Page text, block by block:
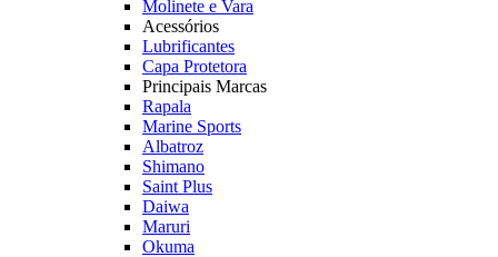
Molinete e Vara
Acessórios
Lubrificantes
Capa Protetora
Principais Marcas
Rapala
Marine Sports
Albatroz
Shimano
Saint Plus
Daiwa
Maruri
Okuma